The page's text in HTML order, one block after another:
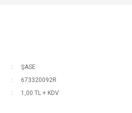
ŞASE
673320092R
1,00 TL + KDV